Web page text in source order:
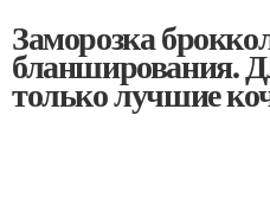
Заморозка
бланширования.
только лучшие